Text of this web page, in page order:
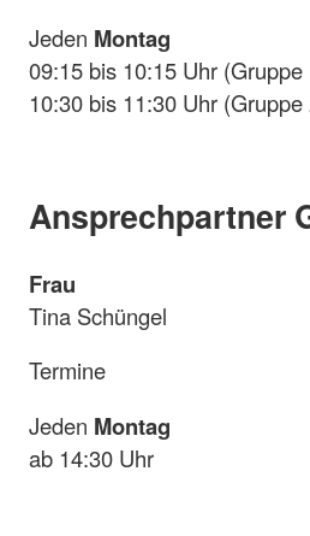
Jeden Montag
09:15 bis 10:15 Uhr (Gruppe
10:30 bis 11:30 Uhr (Gruppe
Ansprechpartner
Frau
Tina Schüngel
Termine
Jeden Montag
ab 14:30 Uhr